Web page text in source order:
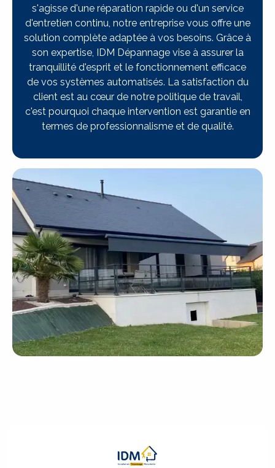
s'agisse d'une réparation rapide ou d'un service
d'entretien continu, notre entreprise vous offre une
solution complète adaptée à vos besoins. Grâce à
son expertise, IDM Dépannage vise à assurer la
tranquillité d'esprit et le fonctionnement efficace
de vos systèmes automatisés. La satisfaction du
client est au cœur de notre politique de travail,
c'est pourquoi chaque intervention est garantie en
termes de professionnalisme et de qualité.